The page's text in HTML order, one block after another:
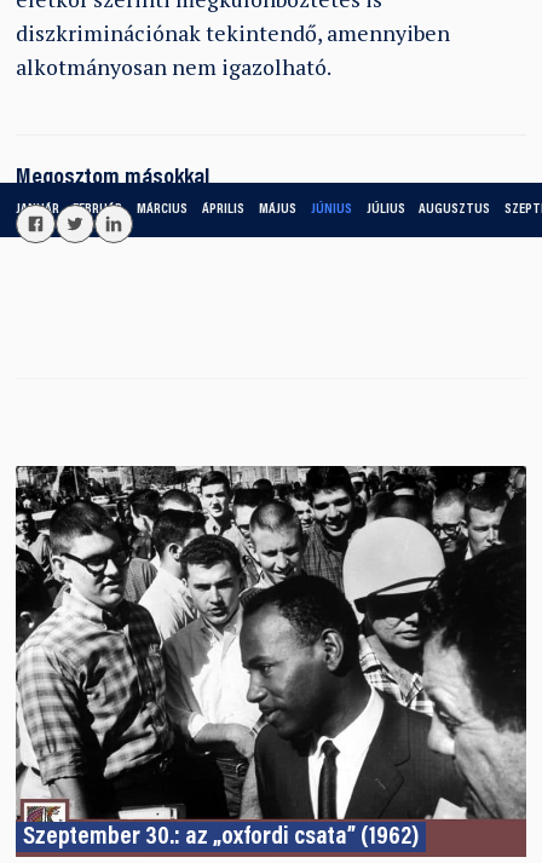
JANUÁR FEBRUÁR MÁRCIUS ÁPRILIS MÁJUS JÚNIUS JÚLIUS AUGUSZTUS
diszkriminációnak tekintendő, amennyiben
alkotmányosan nem igazolható.
Megosztom másokkal
Szeptember 30.: az „oxfordi csata” (1962)